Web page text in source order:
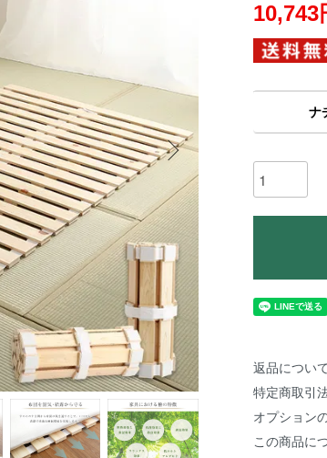
10,743
ナ
返品について
特定商取引
オプション
この商品に